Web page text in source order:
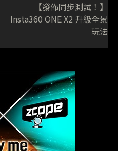
【發佈同步測試！】
Insta360 ONE X2 升級全景
玩法